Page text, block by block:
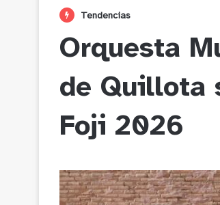
Tendencias
Orquesta
de Quillota
Foji 2026